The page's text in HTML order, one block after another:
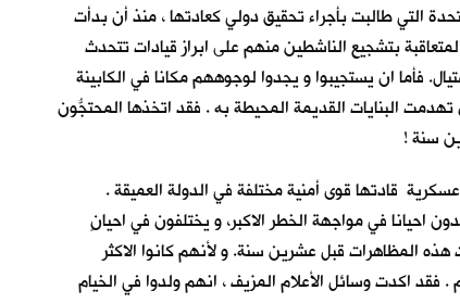
التي طالبت بأجراء تحقيق دولي كعادتها ، منذ أن بدأت
بتشجيع الناشطين منهم على ابراز قيادات تتحدث
فأما ان يستجيبوا و يجدوا لوجوههم مكانا في الكابينة
تهدمت البنايات القديمة المحيطة به . فقد اتخذها المحتجُّون
سنة !
قادتها قوى أمنية مختلفة في الدولة العميقة .
احيانا في مواجهة الخطر الاكبر، و يختلفون في احيانٍ
المظاهرات قبل عشرين سنة. و لأنهم كانوا الاكثر
فقد اكدت وسائل الأعلام المزيف ، انهم ولدوا في الخيام